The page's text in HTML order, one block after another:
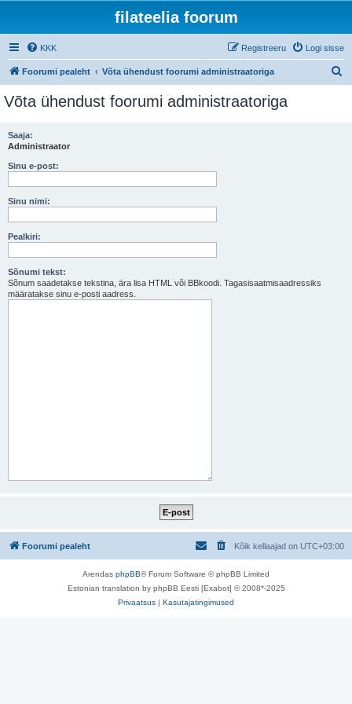
filateelia foorum
KKK Logi sisse
Registreeru
Foorumi pealeht Võta ühendust foorumi administraatoriga
Võta ühendust foorumi administraatoriga
Saaja:
Administraator
Sinu e-post:
Sinu nimi:
Pealkiri:
Sõnumi tekst:
Sõnum saadetakse tekstina, ära lisa HTML või BBkoodi. Tagasisaatmisaadressiks
määratakse sinu e-posti aadress.
Foorumi pealeht Kõik kellaajad on UTC+03:00
Arendas phpBB® Forum Software © phpBB Limited
Estonian translation by phpBB Eesti [Exabot] © 2008*-2025
Privaatsus | Kasutajatingimused